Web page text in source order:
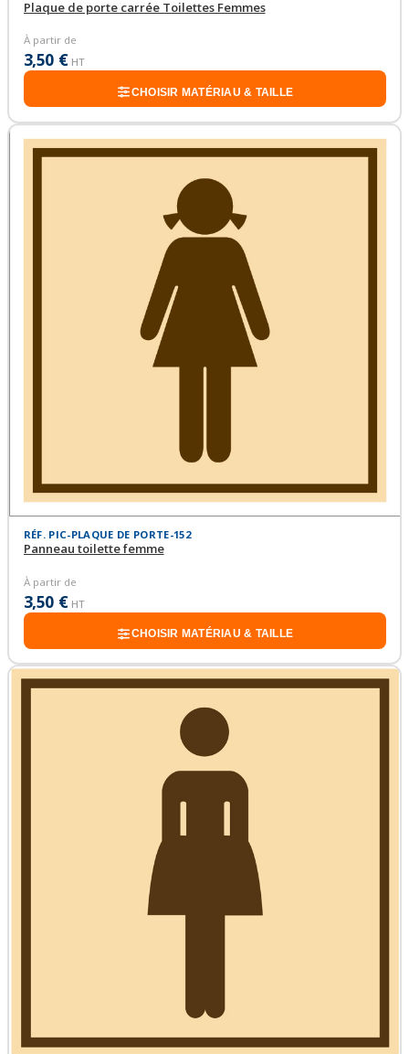
Plaque de porte carrée Toilettes Femmes
À partir de
3,50 € HT
CHOISIR MATÉRIAU & TAILLE
RÉF. PIC-PLAQUE DE PORTE-152
Panneau toilette femme
À partir de
3,50 € HT
CHOISIR MATÉRIAU & TAILLE